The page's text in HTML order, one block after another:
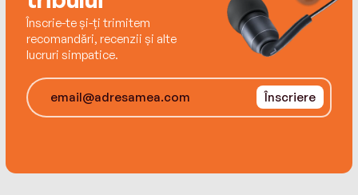
Leigh Bardugo
‘One of the most ingeniously contrived of all her
murder stories.’
Înscrie-te și-ți trimitem
recomandări, recenzii și alte
lucruri simpatice.
Înscriere